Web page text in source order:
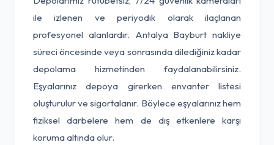
ile izlenen ve periyodik olarak ilaçlanan
profesyonel alanlardır. Antalya Bayburt nakliye
süreci öncesinde veya sonrasında dilediğiniz kadar
depolama hizmetinden faydalanabilirsiniz.
Eşyalarınız depoya girerken envanter listesi
oluşturulur ve sigortalanır. Böylece eşyalarınız hem
fiziksel darbelere hem de dış etkenlere karşı
koruma altında olur.